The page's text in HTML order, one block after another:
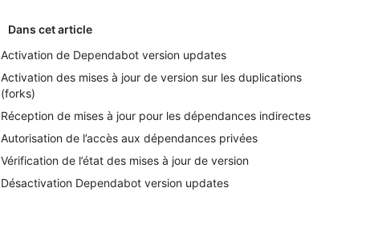
Dans cet article
Activation de Dependabot version updates
Activation des mises à jour de version sur les duplications
(forks)
Réception de mises à jour pour les dépendances indirectes
Autorisation de l’accès aux dépendances privées
Vérification de l’état des mises à jour de version
Désactivation Dependabot version updates